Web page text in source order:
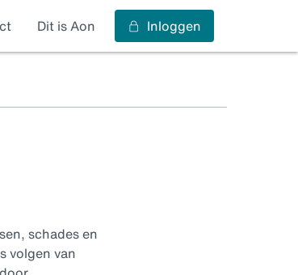
Dit is Aon Inloggen
schades en
volgen van